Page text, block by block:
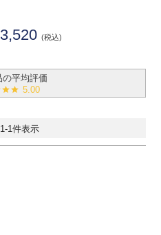
3,520 税込
5.00
1-1件表示